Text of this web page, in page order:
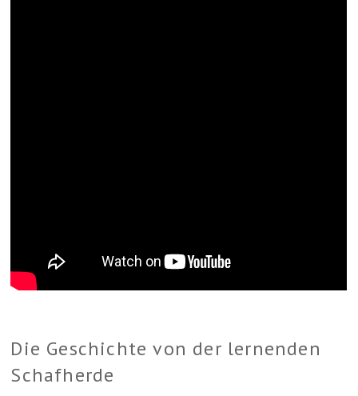
Die Geschichte von der lernenden
Schafherde